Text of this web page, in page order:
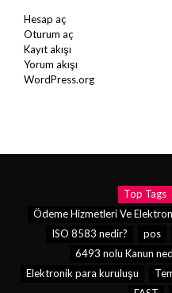
Hesap aç
Oturum aç
Kayıt akışı
Yorum akışı
WordPress.org
Top Tags
Ödeme Hizmetleri Ve
ISO 8583 nedir?
pos
6493 nolu Kanun
Elektronik para kuruluşu